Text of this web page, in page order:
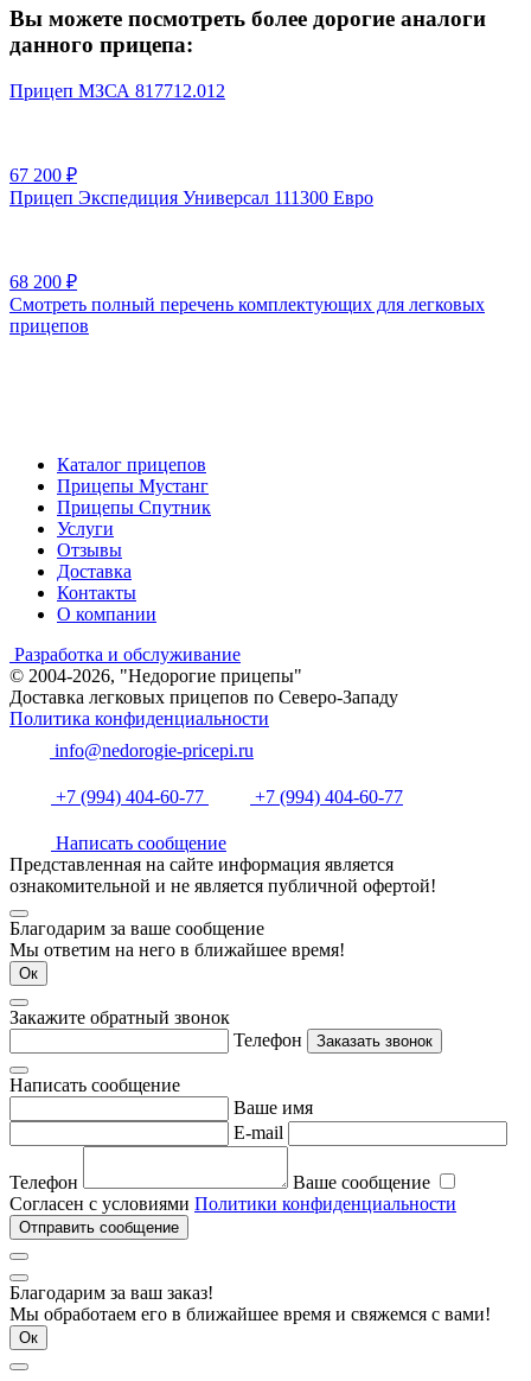
Вы можете посмотреть более дорогие аналоги
данного прицепа:
Прицеп МЗСА 817712.012
67 200 ₽
Прицеп Экспедиция Универсал 111300 Евро
68 200 ₽
Смотреть полный перечень комплектующих для легковых
прицепов
Каталог прицепов
Прицепы Мустанг
Прицепы Спутник
Услуги
Отзывы
Доставка
Контакты
О компании
Разработка и обслуживание
© 2004-2026, "Недорогие прицепы"
Доставка легковых прицепов по Северо-Западу
Политика конфиденциальности
info@nedorogie-pricepi.ru
+7 (994) 404-60-77 +7 (994) 404-60-77
Написать сообщение
Представленная на сайте информация является
ознакомительной и не является публичной офертой!
Благодарим за ваше сообщение
Мы ответим на него в ближайшее время!
Ок
Закажите обратный звонок
Телефон
Заказать звонок
Написать сообщение
Ваше имя
E-mail
Телефон
Ваше сообщение
Согласен с условиями Политики конфиденциальности
Отправить сообщение
Благодарим за ваш заказ!
Мы обработаем его в ближайшее время и свяжемся с вами!
Ок